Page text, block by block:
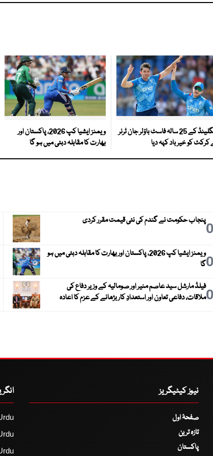
انگلینڈ کے 25 سالہ فاسٹ باؤلر جان ٹرنر
کرکٹ کو خیر باد کہہ دیا
ویمنز ایشیا کپ 2026، پاکستان اور
بھارت کا مقابلہ دبئی میں ہو گا
پنجاب حکومت نے گندم کی نئی قیمت مقرر کردی
ویمنز ایشیا کپ 2026، پاکستان اور بھارت کا مقابلہ دبئی میں ہو
گا
فیلڈ مارشل سید عاصم منیر اور صومالیہ کے وزیر دفاع کی
ملاقات، دفاعی تعاون اور استعدادِ کار بڑھانے کے عزم کا اعادہ
نیوز کیٹیگریز
صفحۂ اول
تازہ ترین
پاکستان